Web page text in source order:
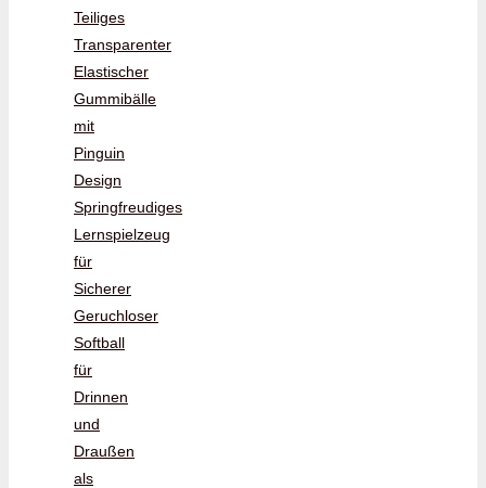
Teiliges
Transparenter
Elastischer
Gummibälle
mit
Pinguin
Design
Springfreudiges
Lernspielzeug
für
Sicherer
Geruchloser
Softball
für
Drinnen
und
Draußen
als